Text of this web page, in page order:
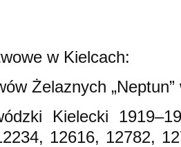
w Kielcach:
Żelaznych
Kielecki
12616, 12782,